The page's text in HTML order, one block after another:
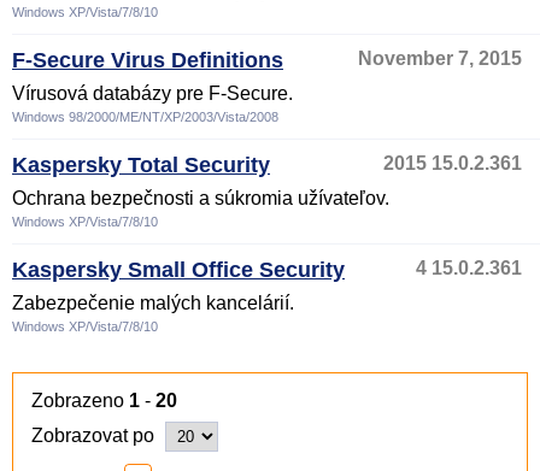
Windows XP/Vista/7/8/10
F-Secure Virus Definitions
November 7, 2015
Vírusová databázy pre F-Secure.
Windows 98/2000/ME/NT/XP/2003/Vista/2008
Kaspersky Total Security
2015 15.0.2.361
Ochrana bezpečnosti a súkromia užívateľov.
Windows XP/Vista/7/8/10
Kaspersky Small Office Security
4 15.0.2.361
Zabezpečenie malých kancelárií.
Windows XP/Vista/7/8/10
Zobrazeno 1 - 20
Zobrazovat po